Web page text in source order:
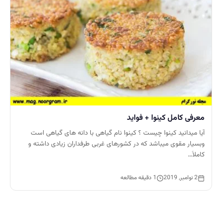
معرفی کامل کینوا + فواید
آیا میدانید کینوا چیست ؟ کینوا نام گیاهی با دانه های گیاهی است
وبسیار مقوی میباشد که در کشورهای غربی طرفداران زیادی داشته و
کاملاَ…
2 نوامبر, 2019 1 دقیقه مطالعه